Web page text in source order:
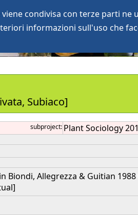
condivisa con terze parti ne
informazioni sull'uso che
Subiaco]
subproject: Plant Sociology
Biondi, Allegrezza & Guitian